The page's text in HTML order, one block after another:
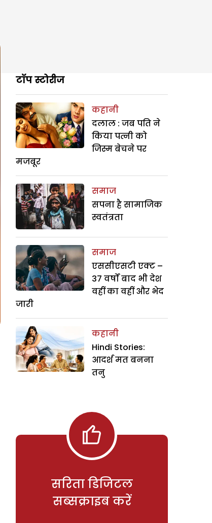
टॉप स्टोरीज
कहानी
दलाल : जब पति ने
किया पत्नी को
जिस्म बेचने पर
मजबूर
समाज
सपना है सामाजिक
स्वतंत्रता
समाज
एससीएसटी एक्ट –
37 वर्षों बाद भी देश
वहीं का वहीं और भेद
जारी
कहानी
Hindi Stories:
आदर्श मत बनना
तनु
सरिता डिजिटल
सब्सक्राइब करें